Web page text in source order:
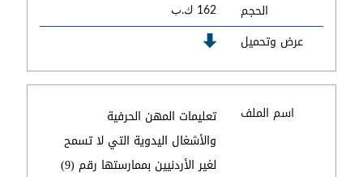
الحجم
162 ك.ب
عرض وتحميل
اسم الملف
تعليمات المهن الحرفية
والأشغال اليدوية التي لا تسمح
لغير الأردنيين بممارستها رقم (9)